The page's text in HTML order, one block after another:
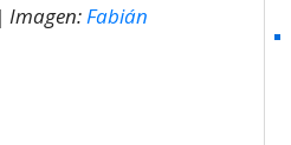
Imagen: Fabián